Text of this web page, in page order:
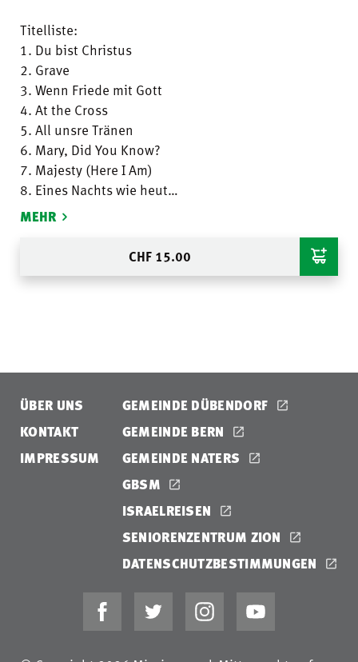
CHF 15.00
Titelliste:
1. Du bist Christus
2. Grave
3. Wenn Friede mit Gott
4. At the Cross
5. All unsre Tränen
6. Mary, Did You Know?
7. Majesty (Here I Am)
8. Eines Nachts wie heut
9. Yerushalayim shel zahav / Jerusalem, Jerusalem
11. Jesus, Erlöser der Welt
MEHR
ÜBER UNS
KONTAKT
IMPRESSUM
GEMEINDE DÜBENDORF
GEMEINDE BERN
GEMEINDE NATERS
GBSM
ISRAELREISEN
SENIORENZENTRUM ZION
DATENSCHUTZBESTIMMUNGEN